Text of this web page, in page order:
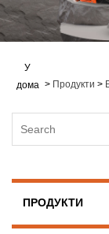
У
дома > Продукти >
ПРОДУКТИ